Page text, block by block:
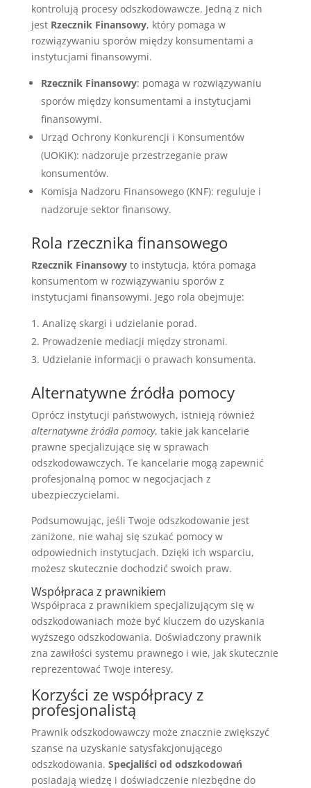
kontrolują procesy odszkodowawcze. Jedną z nich
jest Rzecznik Finansowy, który pomaga w
rozwiązywaniu sporów między konsumentami a
instytucjami finansowymi.
Rzecznik Finansowy: pomaga w rozwiązywaniu
sporów między konsumentami a instytucjami
finansowymi.
Urząd Ochrony Konkurencji i Konsumentów
(UOKiK): nadzoruje przestrzeganie praw
konsumentów.
Komisja Nadzoru Finansowego (KNF): reguluje i
nadzoruje sektor finansowy.
Rola rzecznika finansowego
Rzecznik Finansowyto instytucja, która pomaga
konsumentom w rozwiązywaniu sporów z
instytucjami finansowymi. Jego rola obejmuje:
Analizę skargi i udzielanie porad.
Prowadzenie mediacji między stronami.
Udzielanie informacji o prawach konsumenta.
Alternatywne źródła pomocy
Oprócz instytucji państwowych, istnieją również
alternatywne źródła pomocy, takie jak kancelarie
prawne specjalizujące się w sprawach
odszkodowawczych. Te kancelarie mogą zapewnić
profesjonalną pomoc w negocjacjach z
ubezpieczycielami.
Podsumowując, jeśli Twoje odszkodowanie jest
zaniżone, nie wahaj się szukać pomocy w
odpowiednich instytucjach. Dzięki ich wsparciu,
możesz skutecznie dochodzić swoich praw.
Współpraca z prawnikiem
Współpraca z prawnikiem specjalizującym się w
odszkodowaniach może być kluczem do uzyskania
wyższego odszkodowania. Doświadczony prawnik
zna zawiłości systemu prawnego i wie, jak skutecznie
reprezentować Twoje interesy.
Korzyści ze współpracy z
profesjonalistą
Prawnik odszkodowawczy może znacznie zwiększyć
szanse na uzyskanie satysfakcjonującego
odszkodowania. Specjaliści od odszkodowań
posiadają wiedzę i doświadczenie niezbędne do